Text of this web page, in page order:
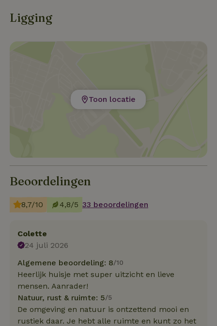
Ligging
Toon locatie
Beoordelingen
8,7/10 4,8/5 33 beoordelingen
Colette
24 juli 2026
Algemene beoordeling: 8/10
Heerlijk huisje met super uitzicht en lieve
mensen. Aanrader!
Natuur, rust & ruimte: 5/5
De omgeving en natuur is ontzettend mooi en
rustiek daar. Je hebt alle ruimte en kunt zo het